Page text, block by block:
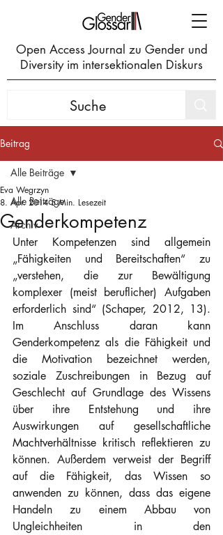
Open Access Journal zu Gender und
Diversity im intersektionalen Diskurs
Beitrag
Alle Beiträge
Archiv
Alle Beiträge
Genderkompetenz
Eva Wegrzyn
8. Apr. 2014 5 Min. Lesezeit
Unter Kompetenzen sind allgemein
„Fähigkeiten und Bereitschaften“ zu
„verstehen, die zur Bewältigung
komplexer (meist beruflicher) Aufgaben
erforderlich sind“ (Schaper, 2012, 13).
Im Anschluss daran kann
Genderkompetenz als die Fähigkeit und
die Motivation bezeichnet werden,
soziale Zuschreibungen in Bezug auf
Geschlecht auf Grundlage des Wissens
über ihre Entstehung und ihre
Auswirkungen auf gesellschaftliche
Machtverhältnisse kritisch reflektieren zu
können. Außerdem verweist der Begriff
auf die Fähigkeit, das Wissen so
anwenden zu können, dass das eigene
Handeln zu einem Abbau von
Ungleichheiten in den